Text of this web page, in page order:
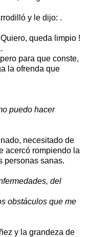
y le dijo: .
queda limpio !
para que conste,
la ofrenda que
puedo hacer
necesitado de
acercó rompiendo la
personas sanas.
del
que me
y la grandeza de